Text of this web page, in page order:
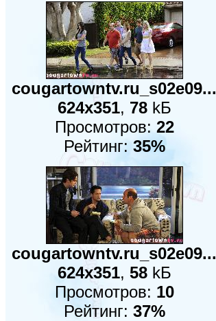
cougartowntv.ru_s02e09...
624x351, 78kБ
Просмотров: 22
Рейтинг: 35%
cougartowntv.ru_s02e09...
624x351, 58kБ
Просмотров: 10
Рейтинг: 37%